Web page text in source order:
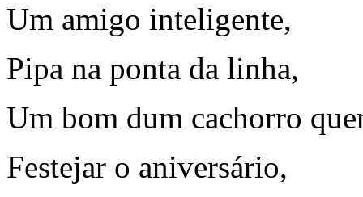
Um amigo inteligente,
Pipa na ponta da linha,
Um bom dum cachorro
Festejar o aniversário,